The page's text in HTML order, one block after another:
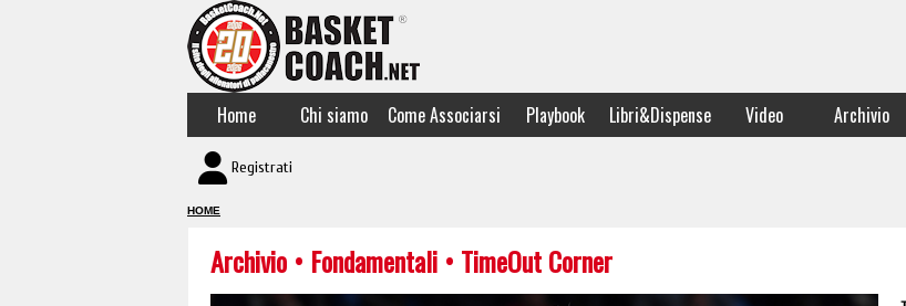
Home Chi siamo Come Associarsi Playbook Libri&Dispense Video Archivio
Registrati
HOME
Archivio • Fondamentali • TimeOut Corner